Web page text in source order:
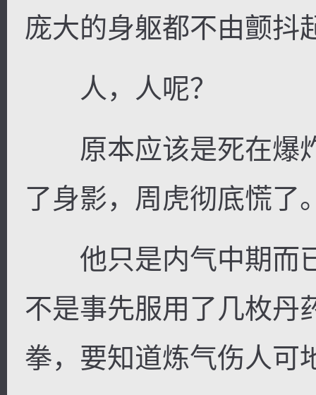
庞大的身躯都不由颤抖
人，人呢？
原本应该是死在爆
了身影，周虎彻底慌了
他只是内气中期而
不是事先服用了几枚丹
拳，要知道炼气伤人可